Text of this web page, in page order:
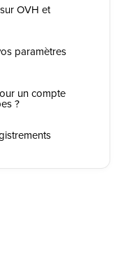
OVH et
paramètres
un compte
?